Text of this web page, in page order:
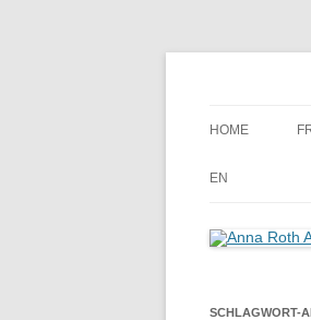
HOME
EN
SCHLAGWORT-